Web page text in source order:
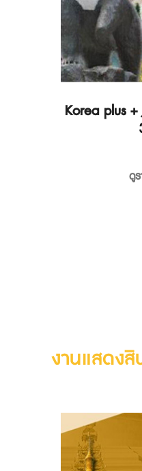
Korea plus
ดู
งานแสดงสิ